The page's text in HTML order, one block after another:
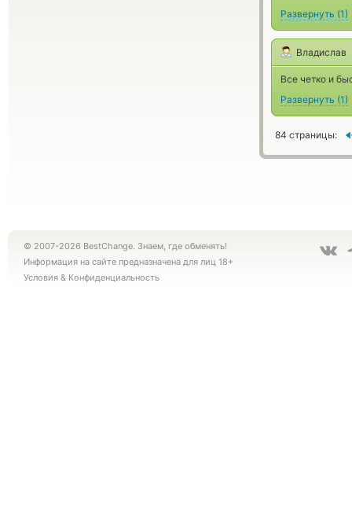
Развернуть (1)
Владислав
Все четко и
Развернуть (1)
84 страницы:
© 2007-2026 BestChange. Знаем, где обменять!
Информация на сайте предназначена для лиц 18+
Условия & Конфиденциальность